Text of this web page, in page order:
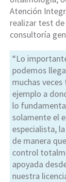
Atención
realizar test de
consultoría
“Lo
podemos
muchas
ejemplo a
lo
solamente el
especialista,
de manera
control
apoyada
nuestra